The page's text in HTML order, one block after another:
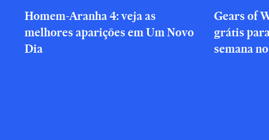
Homem-Aranha 4: veja as
melhores aparições em Um Novo
Dia
Gears of
grátis
semana